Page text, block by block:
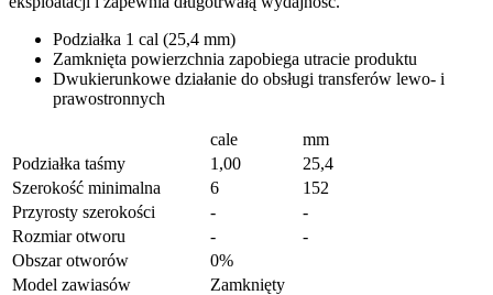
Podziałka 1 cal (25,4 mm)
Zamknięta powierzchnia zapobiega utracie produktu
Dwukierunkowe działanie do obsługi transferów lewo- i
prawostronnych
cale
mm
Podziałka taśmy
1,00
25,4
Szerokość minimalna
6
152
Przyrosty szerokości
-
-
Rozmiar otworu
-
-
Obszar otworów
0%
Model zawiasów
Zamknięty